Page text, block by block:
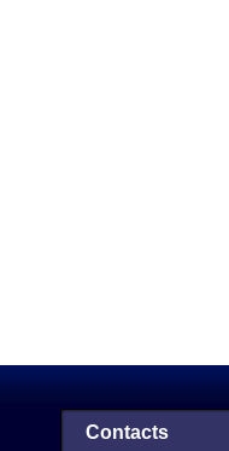
Contacts